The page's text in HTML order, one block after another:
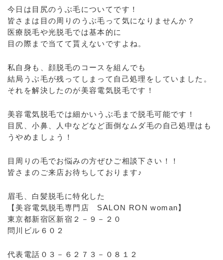
今日は目尻のうぶ毛についてです！
皆さまは目の周りのうぶ毛って気になりませんか？
医療脱毛や光脱毛では基本的に
目の際まで当てて貰えないですよね。
私自身も、顔脱毛のコースを組んでも
結局うぶ毛が残ってしまって自己処理をしていました。
それを解決したのが美容電気脱毛です！
美容電気脱毛では細かいうぶ毛まで脱毛可能です！
目尻、小鼻、人中などなど面倒なムダ毛の自己処理はも
うやめましょう！
目周りの毛でお悩みの方ぜひご相談下さい！！
皆さまのご来店お待ちしております♪
眉毛、白髪脱毛に特化した
【美容電気脱毛専門店 SALON RON woman】
東京都新宿区新宿２－９－２０
問川ビル６０２
代表電話０３－６２７３－０８１２